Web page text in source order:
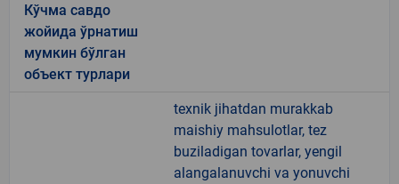
Кўчма савдо
жойида ўрнатиш
мумкин бўлган
объект турлари
texnik jihatdan murakkab
maishiy mahsulotlar, tez
buziladigan tovarlar, yengil
alangalanuvchi va yonuvchi